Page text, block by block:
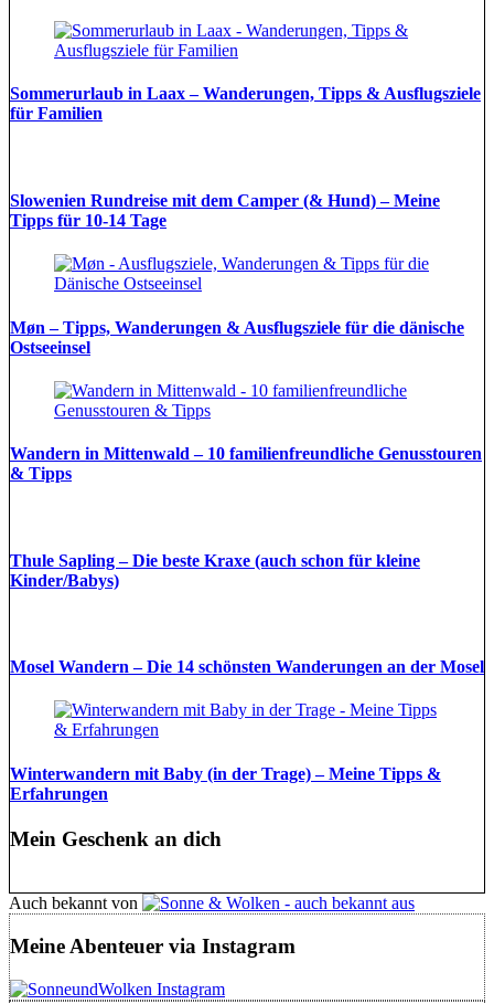
Sommerurlaub in Laax – Wanderungen, Tipps & Ausflugsziele
für Familien
Slowenien Rundreise mit dem Camper (& Hund) – Meine
Tipps für 10-14 Tage
Møn – Tipps, Wanderungen & Ausflugsziele für die dänische
Ostseeinsel
Wandern in Mittenwald – 10 familienfreundliche Genusstouren
& Tipps
Thule Sapling – Die beste Kraxe (auch schon für kleine
Kinder/Babys)
Mosel Wandern – Die 14 schönsten Wanderungen an der Mosel
Winterwandern mit Baby (in der Trage) – Meine Tipps &
Erfahrungen
Mein Geschenk an dich
Auch bekannt von
Meine Abenteuer via Instagram